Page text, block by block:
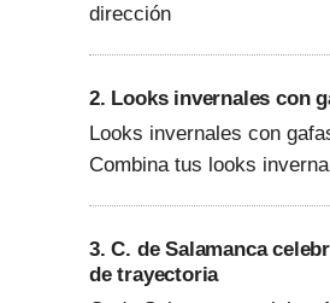
dirección
2. Looks invernales con
Looks invernales con
Combina tus looks
3. C. de Salamanca
de trayectoria